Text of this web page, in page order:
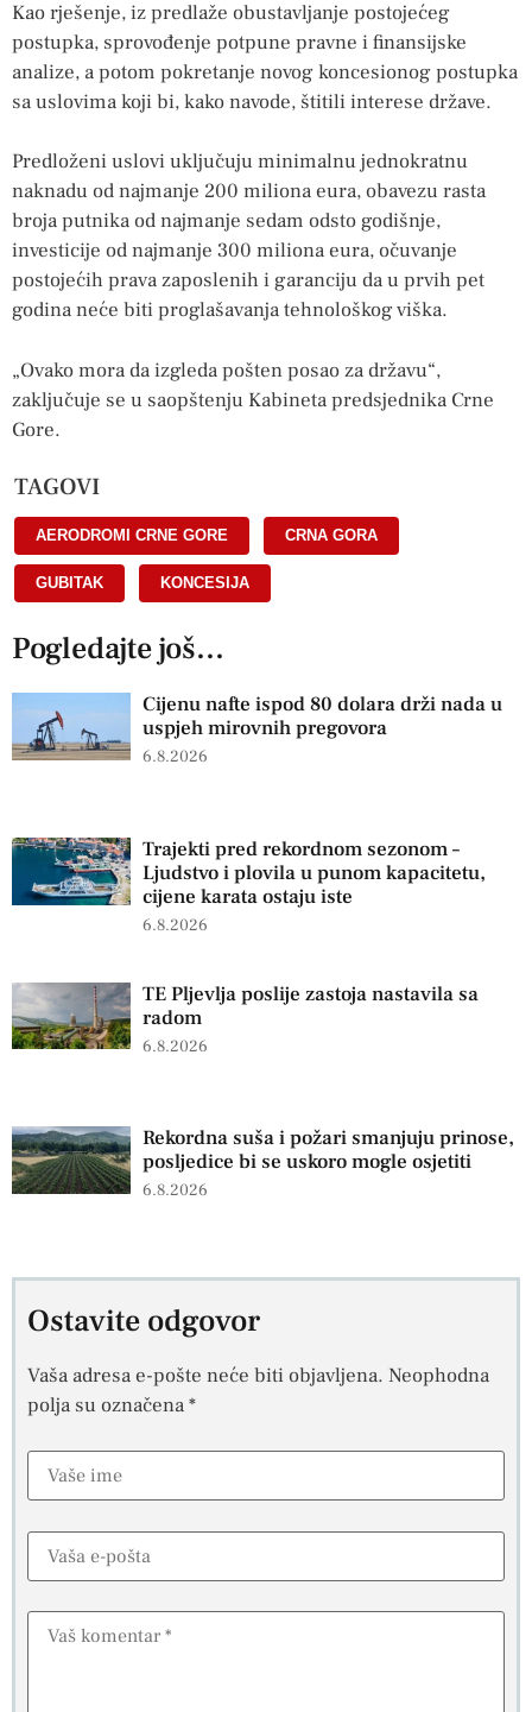
Kao rješenje, iz predlaže obustavljanje postojećeg
postupka, sprovođenje potpune pravne i finansijske
analize, a potom pokretanje novog koncesionog postupka
sa uslovima koji bi, kako navode, štitili interese države.
Predloženi uslovi uključuju minimalnu jednokratnu
naknadu od najmanje 200 miliona eura, obavezu rasta
broja putnika od najmanje sedam odsto godišnje,
investicije od najmanje 300 miliona eura, očuvanje
postojećih prava zaposlenih i garanciju da u prvih pet
godina neće biti proglašavanja tehnološkog viška.
„Ovako mora da izgleda pošten posao za državu“,
zaključuje se u saopštenju Kabineta predsjednika Crne
Gore.
TAGOVI
AERODROMI CRNE GORE CRNA GORA
GUBITAK KONCESIJA
Pogledajte još...
Cijenu nafte ispod 80 dolara drži nada u
uspjeh mirovnih pregovora
6.8.2026
Trajekti pred rekordnom sezonom –
Ljudstvo i plovila u punom kapacitetu,
cijene karata ostaju iste
6.8.2026
TE Pljevlja poslije zastoja nastavila sa
radom
6.8.2026
Rekordna suša i požari smanjuju prinose,
posljedice bi se uskoro mogle osjetiti
6.8.2026
Ostavite odgovor
Vaša adresa e-pošte neće biti objavljena. Neophodna
polja su označena*